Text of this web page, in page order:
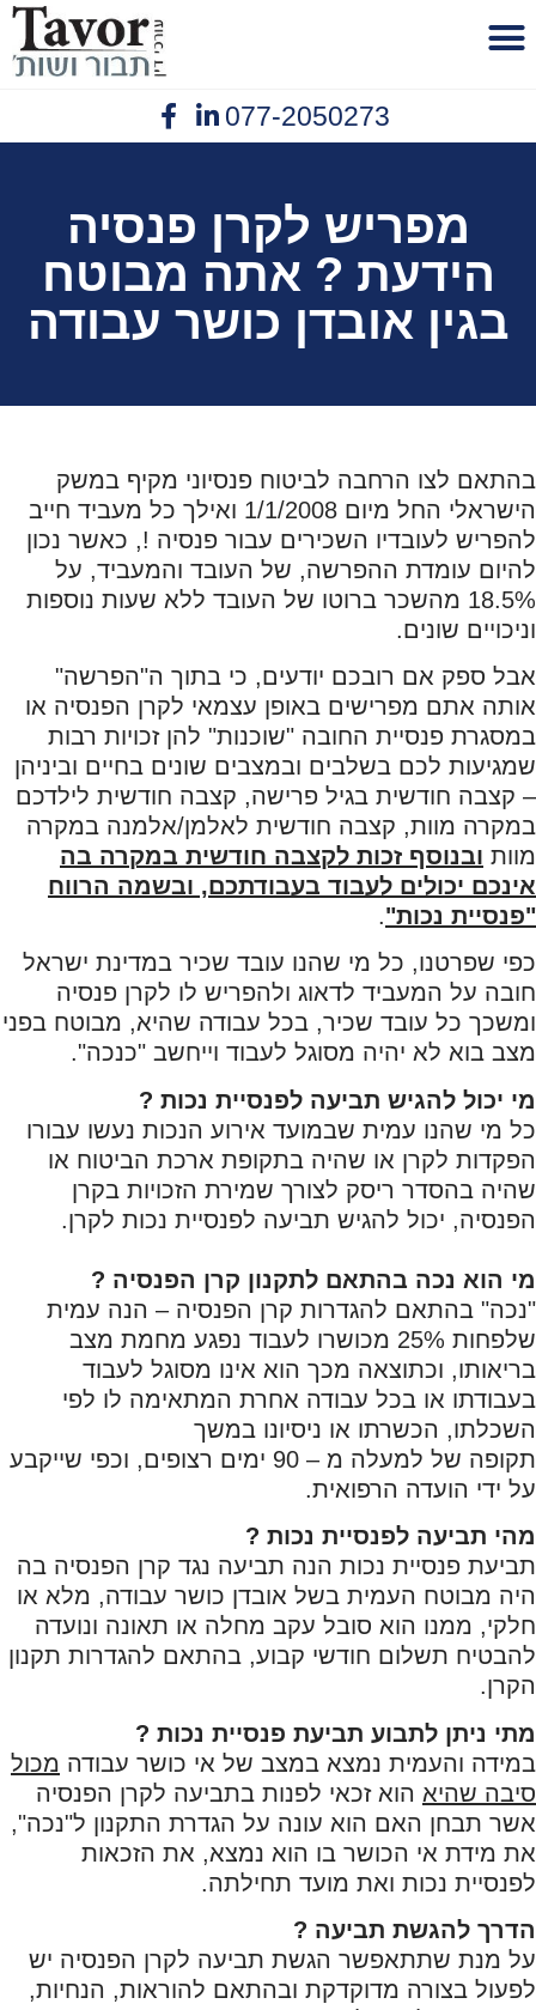
077-2050273
מפריש לקרן פנסיה
הידעת ? אתה מבוטח
בגין אובדן כושר עבודה
בהתאם לצו הרחבה לביטוח פנסיוני מקיף במשק
הישראלי החל מיום 1/1/2008 ואילך כל מעביד חייב
להפריש לעובדיו השכירים עבור פנסיה !, כאשר נכון
להיום עומדת ההפרשה, של העובד והמעביד, על
18.5% מהשכר ברוטו של העובד ללא שעות נוספות
וניכויים שונים.
אבל ספק אם רובכם יודעים, כי בתוך ה"הפרשה"
אותה אתם מפרישים באופן עצמאי לקרן הפנסיה או
במסגרת פנסיית החובה "שוכנות" להן זכויות רבות
שמגיעות לכם בשלבים ובמצבים שונים בחיים וביניהן
– קצבה חודשית בגיל פרישה, קצבה חודשית לילדכם
במקרה מוות, קצבה חודשית לאלמן/אלמנה במקרה
מוות ובנוסף זכות לקצבה חודשית במקרה בה
אינכם יכולים לעבוד בעבודתכם, ובשמה הרווח
"פנסיית נכות".
כפי שפרטנו, כל מי שהנו עובד שכיר במדינת ישראל
חובה על המעביד לדאוג ולהפריש לו לקרן פנסיה
ומשכך כל עובד שכיר, בכל עבודה שהיא, מבוטח בפני
מצב בוא לא יהיה מסוגל לעבוד וייחשב "כנכה".
מי יכול להגיש תביעה לפנסיית נכות ?
כל מי שהנו עמית שבמועד אירוע הנכות נעשו עבורו
הפקדות לקרן או שהיה בתקופת ארכת הביטוח או
שהיה בהסדר ריסק לצורך שמירת הזכויות בקרן
הפנסיה, יכול להגיש תביעה לפנסיית נכות לקרן.
מי הוא נכה בהתאם לתקנון קרן הפנסיה ?
"נכה" בהתאם להגדרות קרן הפנסיה – הנה עמית
שלפחות 25% מכושרו לעבוד נפגע מחמת מצב
בריאותו, וכתוצאה מכך הוא אינו מסוגל לעבוד
בעבודתו או בכל עבודה אחרת המתאימה לו לפי
השכלתו, הכשרתו או ניסיונו במשך
תקופה של למעלה מ – 90 ימים רצופים, וכפי שייקבע
על ידי הועדה הרפואית.
מהי תביעה לפנסיית נכות ?
תביעת פנסיית נכות הנה תביעה נגד קרן הפנסיה בה
היה מבוטח העמית בשל אובדן כושר עבודה, מלא או
חלקי, ממנו הוא סובל עקב מחלה או תאונה ונועדה
להבטיח תשלום חודשי קבוע, בהתאם להגדרות תקנון
הקרן.
מתי ניתן לתבוע תביעת פנסיית נכות ?
במידה והעמית נמצא במצב של אי כושר עבודה מכול
סיבה שהיא הוא זכאי לפנות בתביעה לקרן הפנסיה
אשר תבחן האם הוא עונה על הגדרת התקנון ל"נכה",
את מידת אי הכושר בו הוא נמצא, את הזכאות
לפנסיית נכות ואת מועד תחילתה.
הדרך להגשת תביעה ?
על מנת שתתאפשר הגשת תביעה לקרן הפנסיה יש
לפעול בצורה מדוקדקת ובהתאם להוראות, הנחיות,